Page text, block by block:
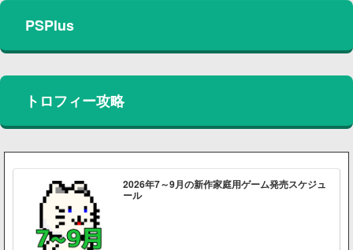
PSPlus
トロフィー攻略
2026年7～9月の新作家庭用ゲーム発売スケジュ
ール